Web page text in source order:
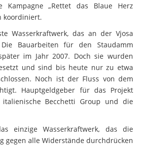
Kampagne „Rettet das Blaue Herz
koordiniert.
Wasserkraftwerk, das an der Vjosa
Bauarbeiten für den Staudamm
im Jahr 2007. Doch sie wurden
und sind bis heute nur zu etwa
Noch ist der Fluss von dem
Hauptgeldgeber für das Projekt
Becchetti Group und die
einzige Wasserkraftwerk, das die
gegen alle Widerstände durchdrücken